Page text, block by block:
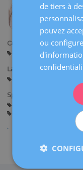
Centres:
Barcelone
Langues:
Spécialités:
Assistance avant la
Gynécologie Générale
de tiers à
pouvez
ou